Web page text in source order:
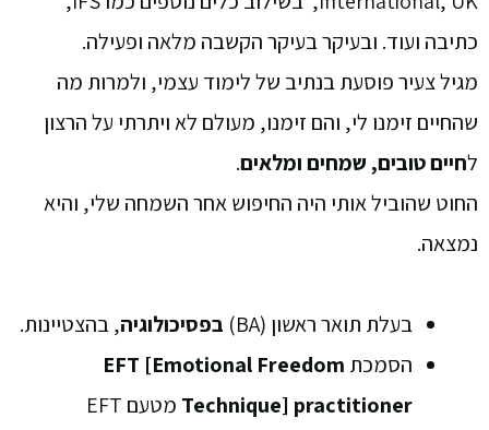
כתיבה ועוד. ובעיקר בעיקר הקשבה מלאה ופעילה.
מגיל צעיר פוסעת בנתיב של לימוד עצמי, ולמרות מה
שהחיים זימנו לי, והם זימנו, מעולם לא ויתרתי על הרצון
לחיים טובים, שמחים ומלאים.
החוט שהוביל אותי היה החיפוש אחר השמחה שלי, והיא
נמצאה.
בעלת תואר ראשון (BA) בפסיכולוגיה, בהצטיינות.
הסמכת EFT [Emotional Freedom
Technique] practitioner
מטעם EFT